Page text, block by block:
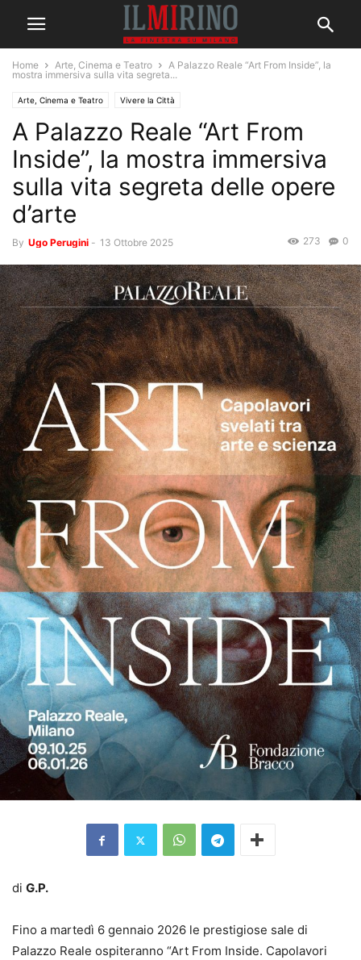
Home Arte, Cinema e Teatro
A Palazzo Reale “Art From Inside”, la
mostra immersiva sulla vita segreta...
Arte, Cinema e Teatro Vivere la Città
A Palazzo Reale “Art From
Inside”, la mostra immersiva
sulla vita segreta delle opere
d’arte
By Ugo Perugini - 13 Ottobre 2025 0
273
di G.P.
Fino a martedì 6 gennaio 2026 le prestigiose sale di
Palazzo Reale ospiteranno “Art From Inside. Capolavori